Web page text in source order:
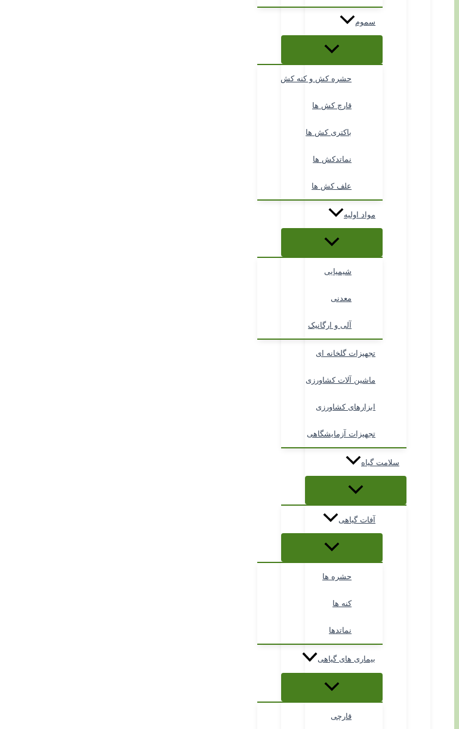
سموم
حشره کش و کنه کش
قارچ کش ها
باکتری کش ها
نماتدکش ها
علف کش ها
مواد اولیه
شیمیایی
معدنی
آلی و ارگانیک
تجهیزات گلخانه ای
ماشین آلات کشاورزی
ابزارهای کشاورزی
تجهیزات آزمایشگاهی
سلامت گیاه
آفات گیاهی
حشره ها
کنه ها
نماتدها
بیماری های گیاهی
قارچی